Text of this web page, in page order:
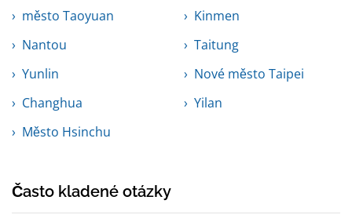
město Taoyuan
Kinmen
Nantou
Taitung
Yunlin
Nové město Taipei
Changhua
Yilan
Město Hsinchu
Často kladené otázky